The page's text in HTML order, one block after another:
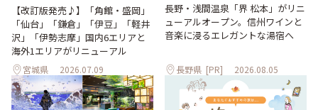
【改訂版発売♪】「角館・盛岡」
「仙台」「鎌倉」「伊豆」「軽井
沢」「伊勢志摩」国内6エリアと
海外1エリアがリニューアル
宮城県 2026.07.09
長野・浅間温泉「界 松本」がリニ
ューアルオープン。信州ワインと
音楽に浸るエレガントな湯宿へ
長野県 [PR] 2026.08.05